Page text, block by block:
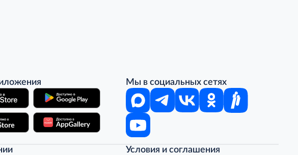
Мы в социальных сетях
Условия и соглашения